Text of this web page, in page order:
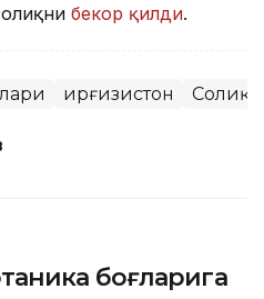
бекор қилди.
Қирғизистон
боғларига